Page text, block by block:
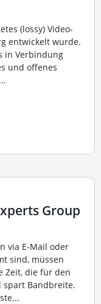
(lossy) Video-
entwickelt wurde.
in Verbindung
und offenes
Group
via E-Mail oder
sind, müssen
Zeit, die für den
Bandbreite.